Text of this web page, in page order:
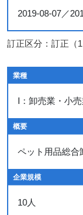
2019-08-07／
訂正区分：訂正（1
業種
I：卸売業・小
概要
ペット用品総合
企業規模
10人